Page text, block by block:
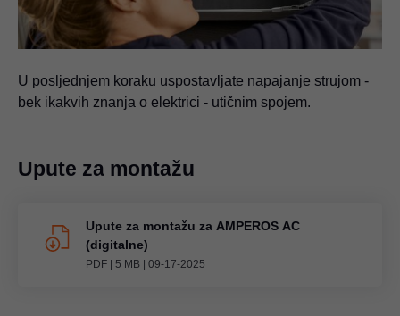
U posljednjem koraku uspostavljate napajanje strujom -
bek ikakvih znanja o elektrici - utičnim spojem.
Upute za montažu
Upute za montažu za AMPEROS AC
(digitalne)
PDF 5 MB 09-17-2025